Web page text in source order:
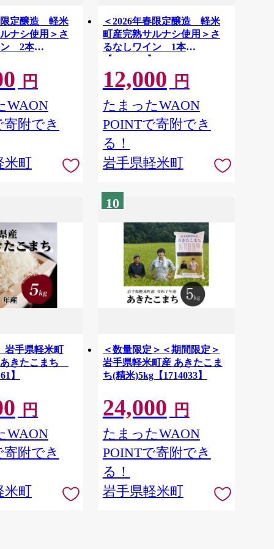
限定醸造 軽米
ナシ使用＞さ
ン 2本
円
WAON
寄附でき
米町
＜2026年春限定醸造 軽米
町産完熟サルナシ使用＞さ
るなしワイン 1本
【1721314】
12,000 円
たまったWAON
POINTで寄附でき
る！
岩手県軽米町
手県軽米町
きたこまち
】
円
WAON
寄附でき
米町
10
＜数量限定＞＜期間限定＞
岩手県軽米町産 あきたこま
ち(精米)5kg【1714033】
24,000 円
たまったWAON
POINTで寄附でき
る！
岩手県軽米町